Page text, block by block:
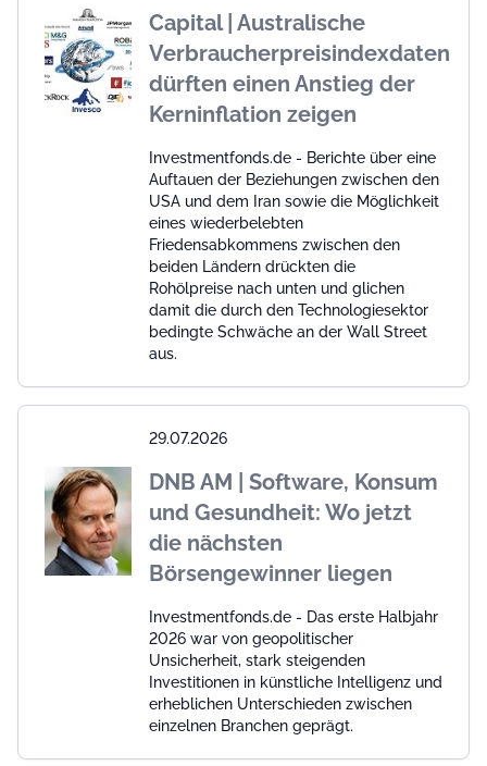
Capital | Australische
Verbraucherpreisindexdaten
dürften einen Anstieg der
Kerninflation zeigen
Investmentfonds.de - Berichte über eine
Auftauen der Beziehungen zwischen den
USA und dem Iran sowie die Möglichkeit
eines wiederbelebten
Friedensabkommens zwischen den
beiden Ländern drückten die
Rohölpreise nach unten und glichen
damit die durch den Technologiesektor
bedingte Schwäche an der Wall Street
aus.
29.07.2026
DNB AM | Software, Konsum
und Gesundheit: Wo jetzt
die nächsten
Börsengewinner liegen
Investmentfonds.de - Das erste Halbjahr
2026 war von geopolitischer
Unsicherheit, stark steigenden
Investitionen in künstliche Intelligenz und
erheblichen Unterschieden zwischen
einzelnen Branchen geprägt.